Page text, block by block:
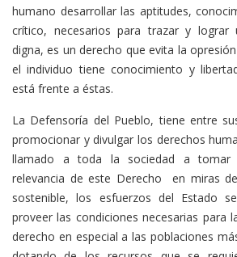
humano desarrollar las aptitudes,
crítico, necesarios para trazar y lograr
digna, es un derecho que evita la
el individuo tiene conocimiento y
está frente a éstas.
La Defensoría del Pueblo, tiene entre
promocionar y divulgar los derechos
llamado a toda la sociedad a tomar
relevancia de este Derecho en miras
sostenible, los esfuerzos del Estado
proveer las condiciones necesarias para
derecho en especial a las poblaciones